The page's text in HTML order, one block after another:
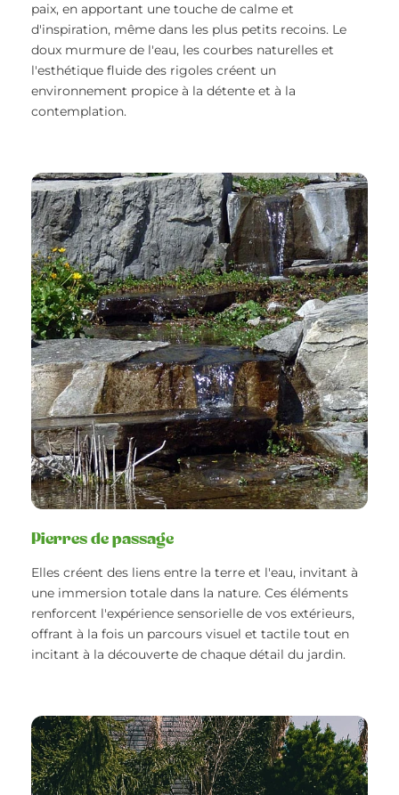
paix, en apportant une touche de calme et
d'inspiration, même dans les plus petits recoins. Le
doux murmure de l'eau, les courbes naturelles et
l'esthétique fluide des rigoles créent un
environnement propice à la détente et à la
contemplation.
Pierres de passage
Elles créent des liens entre la terre et l'eau, invitant à
une immersion totale dans la nature. Ces éléments
renforcent l'expérience sensorielle de vos extérieurs,
offrant à la fois un parcours visuel et tactile tout en
incitant à la découverte de chaque détail du jardin.